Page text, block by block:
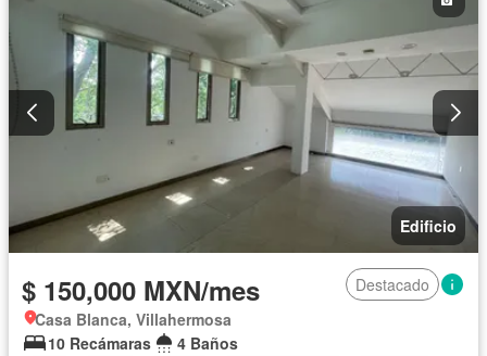
Edificio
$ 150,000 MXN/mes
Destacado
Casa Blanca, Villahermosa
10 Recámaras
4 Baños